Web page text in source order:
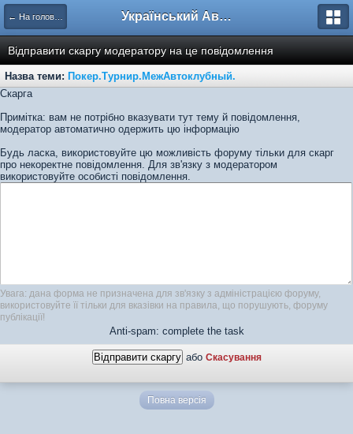
← На головну Український Автоклуб ВАЗ
Відправити скаргу модератору на це повідомлення
Назва теми: Покер.Турнир.МежАвтоклубный.
Скарга
Примітка: вам не потрібно вказувати тут тему й повідомлення,
модератор автоматично одержить цю інформацію
Будь ласка, використовуйте цю можливість форуму тільки для скарг
про некоректне повідомлення. Для зв'язку з модератором
використовуйте особисті повідомлення.
Увага: дана форма не призначена для зв'язку з адміністрацією форуму,
використовуйте її тільки для вказівки на правила, що порушують, форуму
публікації!
Anti-spam: complete the task
або Скасування
Повна версія